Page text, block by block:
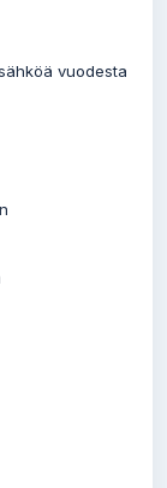
vuodesta